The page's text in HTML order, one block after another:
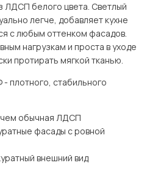
ЛДСП белого цвета. Светлый
легче, добавляет кухне
с любым оттенком фасадов.
нагрузкам и проста в уходе
протирать мягкой тканью.
плотного, стабильного
обычная ЛДСП
фасады с ровной
внешний вид